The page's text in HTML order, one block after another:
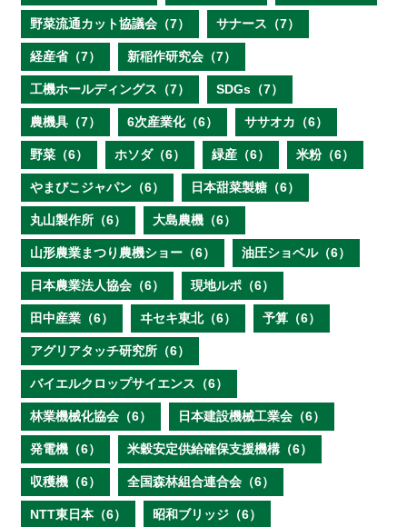
野菜流通カット協議会（7） サナース（7）
経産省（7） 新稲作研究会（7）
工機ホールディングス（7） SDGs（7）
農機具（7） 6次産業化（6） ササオカ（6）
野菜（6） ホソダ（6） 緑産（6） 米粉（6）
やまびこジャパン（6） 日本甜菜製糖（6）
丸山製作所（6） 大島農機（6）
山形農業まつり農機ショー（6） 油圧ショベル（6）
日本農業法人協会（6） 現地ルポ（6）
田中産業（6） ヰセキ東北（6） 予算（6）
アグリアタッチ研究所（6）
バイエルクロップサイエンス（6）
林業機械化協会（6） 日本建設機械工業会（6）
発電機（6） 米穀安定供給確保支援機構（6）
収穫機（6） 全国森林組合連合会（6）
NTT東日本（6） 昭和ブリッジ（6）